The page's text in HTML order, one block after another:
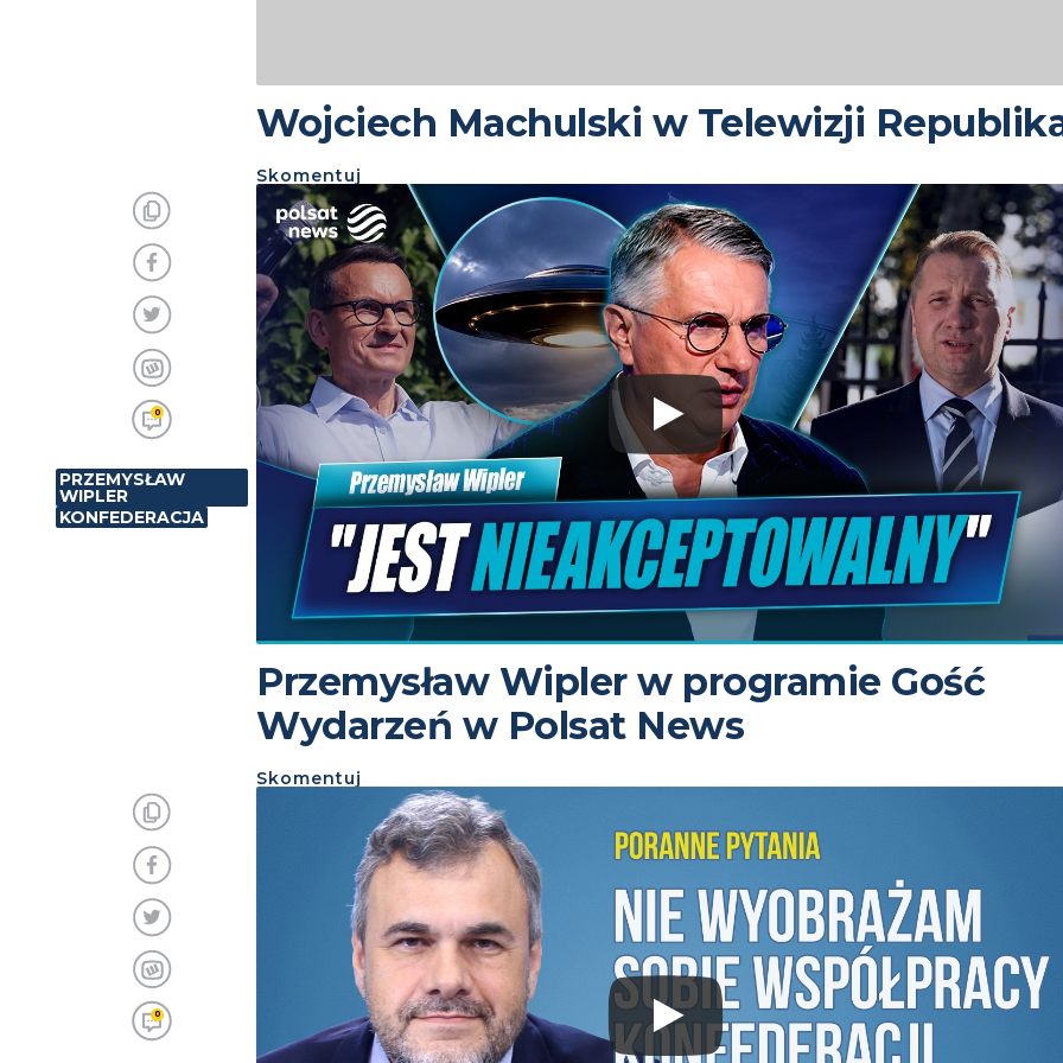
Wojciech Machulski w Telewizji
Skomentuj
Przemysław Wipler w programie Gość
Wydarzeń w Polsat News
Skomentuj
0
PRZEMYSŁAW
WIPLER
KONFEDERACJA
0